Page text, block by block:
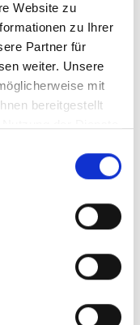
Website zu
zu Ihrer
Partner für
weiter. Unsere
mit
bereitgestellt